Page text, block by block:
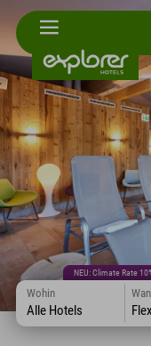
NEU: Climate Rate
Wohin
Alle Hotels